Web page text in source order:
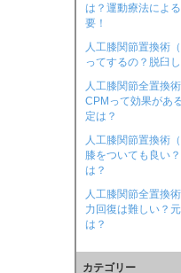
は？運動療法によ
要！
人工膝関節置換術
ってするの？脱臼
人工膝関節全置換
CPMって効果があ
定は？
人工膝関節置換術
膝をついても良い
は？
人工膝関節全置換
力回復は難しい？
は？
カテゴリー